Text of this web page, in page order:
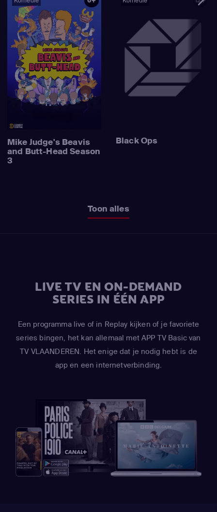
Mike Judge's Beavis
and Butt-Head Season
3
Black Ops
Toon alles
LIVE TV EN ON-DEMAND
SERIES IN ÉÉN APP
Een programma live of in Replay kijken of je favoriete
series bingen, het kan allemaal met APP TV Basic van
TV VLAANDEREN. Het enige dat je nodig hebt is de
app en een internetverbinding.